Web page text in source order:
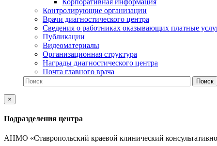
Корпоративная информация
Контролирующие организации
Врачи диагностического центра
Сведения о работниках оказывающих платные
Публикации
Видеоматериалы
Организационная структура
Награды диагностического центра
Почта главного врача
×
Подразделения центра
АНМО «Ставропольский краевой клинический